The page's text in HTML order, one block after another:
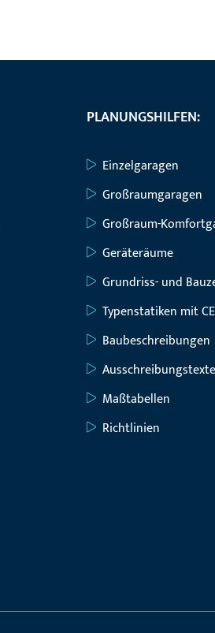
PLANUNGSHILFEN:
Einzelgaragen
Großraumgaragen
Großraum-
Geräteräume
Grundriss- und
Typenstatiken mit
Baubeschreibungen
Ausschreibungstexte
Maßtabellen
Richtlinien